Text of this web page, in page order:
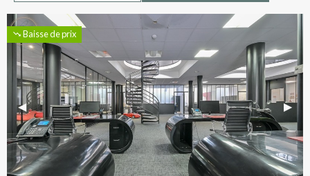
Baisse de prix
Previous Slide
◀︎ Next
▶︎